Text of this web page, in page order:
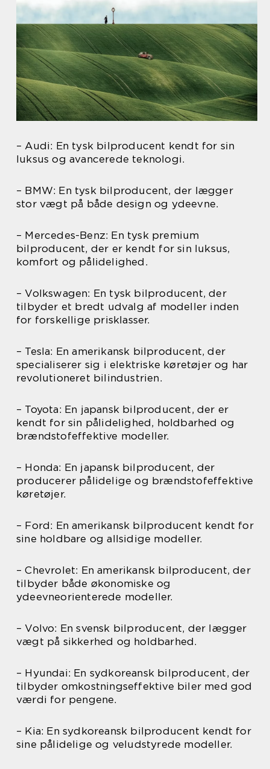
– Audi: En tysk bilproducent kendt for sin
luksus og avancerede teknologi.
– BMW: En tysk bilproducent, der lægger
stor vægt på både design og ydeevne.
– Mercedes-Benz: En tysk premium
bilproducent, der er kendt for sin luksus,
komfort og pålidelighed.
– Volkswagen: En tysk bilproducent, der
tilbyder et bredt udvalg af modeller inden
for forskellige prisklasser.
– Tesla: En amerikansk bilproducent, der
specialiserer sig i elektriske køretøjer og har
revolutioneret bilindustrien.
– Toyota: En japansk bilproducent, der er
kendt for sin pålidelighed, holdbarhed og
brændstofeffektive modeller.
– Honda: En japansk bilproducent, der
producerer pålidelige og brændstofeffektive
køretøjer.
– Ford: En amerikansk bilproducent kendt for
sine holdbare og allsidige modeller.
– Chevrolet: En amerikansk bilproducent, der
tilbyder både økonomiske og
ydeevneorienterede modeller.
– Volvo: En svensk bilproducent, der lægger
vægt på sikkerhed og holdbarhed.
– Hyundai: En sydkoreansk bilproducent, der
tilbyder omkostningseffektive biler med god
værdi for pengene.
– Kia: En sydkoreansk bilproducent kendt for
sine pålidelige og veludstyrede modeller.